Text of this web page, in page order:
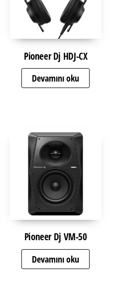
Pioneer Dj HDJ-CX
Devamını oku
Pioneer Dj VM-50
Devamını oku